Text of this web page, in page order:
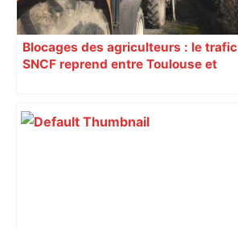
Blocages des agriculteurs : le trafic
SNCF reprend entre Toulouse et